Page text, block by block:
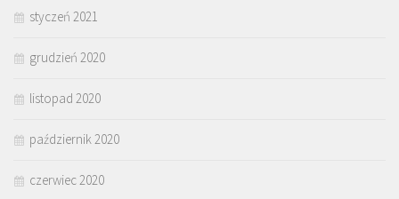
styczeń 2021
grudzień 2020
listopad 2020
październik 2020
czerwiec 2020